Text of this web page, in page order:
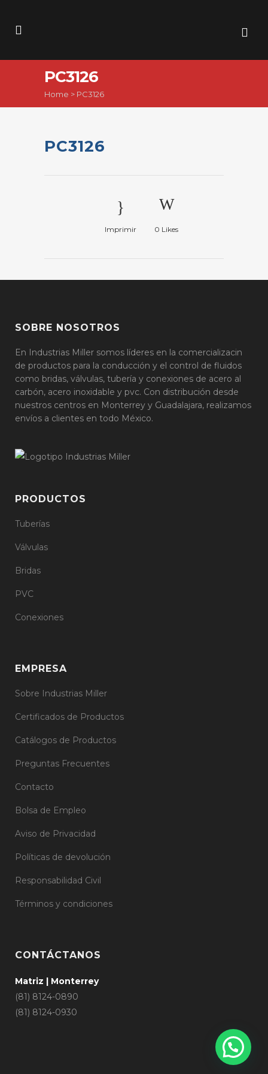
PC3126
Home > PC3126
PC3126
Imprimir 0 Likes
SOBRE NOSOTROS
En Industrias Miller somos líderes en la comercializacin
de productos para la conducción y el control de fluidos
como bridas, válvulas, tubería y conexiones de acero al
carbón, acero inoxidable y pvc. Con distribución desde
nuestros centros en Monterrey y Guadalajara, realizamos
envíos a clientes en todo México.
PRODUCTOS
Tuberías
Válvulas
Bridas
PVC
Conexiones
EMPRESA
Sobre Industrias Miller
Certificados de Productos
Catálogos de Productos
Preguntas Frecuentes
Contacto
Bolsa de Empleo
Aviso de Privacidad
Políticas de devolución
Responsabilidad Civil
Términos y condiciones
CONTÁCTANOS
Matriz | Monterrey
(81) 8124-0890
(81) 8124-0930